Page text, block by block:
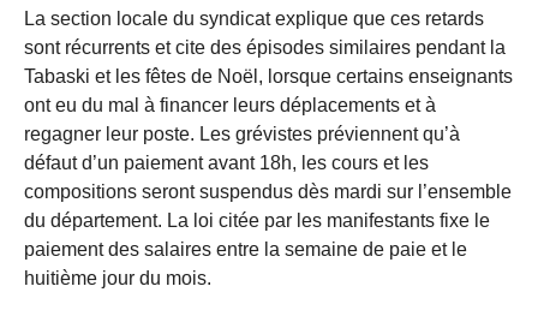
La section locale du syndicat explique que ces retards
sont récurrents et cite des épisodes similaires pendant la
Tabaski et les fêtes de Noël, lorsque certains enseignants
ont eu du mal à financer leurs déplacements et à
regagner leur poste. Les grévistes préviennent qu’à
défaut d’un paiement avant 18h, les cours et les
compositions seront suspendus dès mardi sur l’ensemble
du département. La loi citée par les manifestants fixe le
paiement des salaires entre la semaine de paie et le
huitième jour du mois.